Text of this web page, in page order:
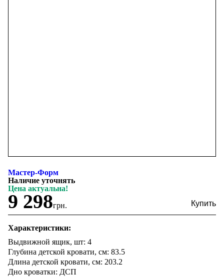
Мастер-Форм
Наличие уточнять
Цена актуальна!
9 298грн.
Характеристики:
Выдвижной ящик, шт: 4
Глубина детской кровати, см: 83.5
Длина детской кровати, см: 203.2
Дно кроватки: ДСП